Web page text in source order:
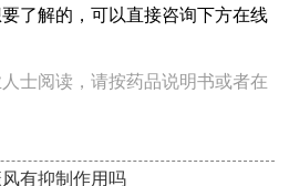
了解的，可以直接咨询下方在线
士阅读，请按药品说明书或者在
有抑制作用吗